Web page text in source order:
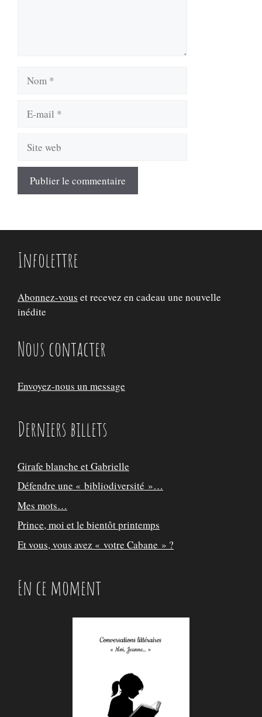
Nom
Site
Infolettre
Abonnez-vous et recevez en cadeau une nouvelle
inédite
Nous contacter
Envoyez-nous un message
Derniers billets
Girafe blanche et Gabrielle
Défendre une « bibliodiversité »…
Mes mots…
Prince, moi et le bientôt printemps
Et vous, vous avez « votre Cabane » ?
En ce moment